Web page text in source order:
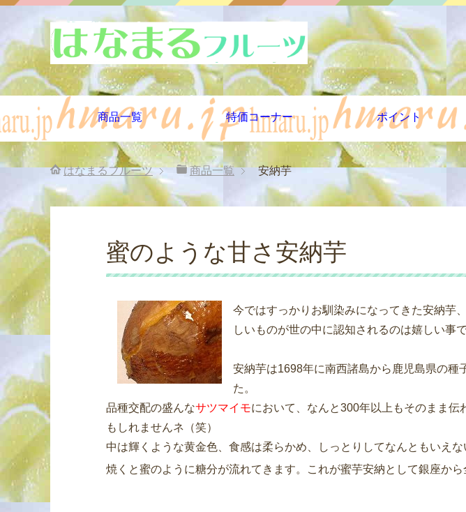
商品一覧 特価コーナー ポイント
はなまるフルーツ 商品一覧 安納芋
蜜のような甘さ安納芋
今ではすっかりお馴染みになってきた安納芋
しいものが世の中に認知されるのは嬉しい事で
安納芋は1698年に南西諸島から鹿児島県の種
た。
品種交配の盛んなサツマイモにおいて、なんと300年以上もそのまま
もしれませんネ（笑）
中は輝くような黄金色、食感は柔らかめ、しっとりしてなんともいえ
焼くと蜜のように糖分が流れてきます。これが蜜芋安納として銀座から